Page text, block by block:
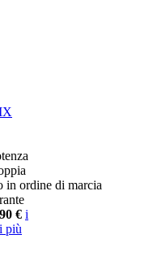
in ordine di marcia
€ i
più